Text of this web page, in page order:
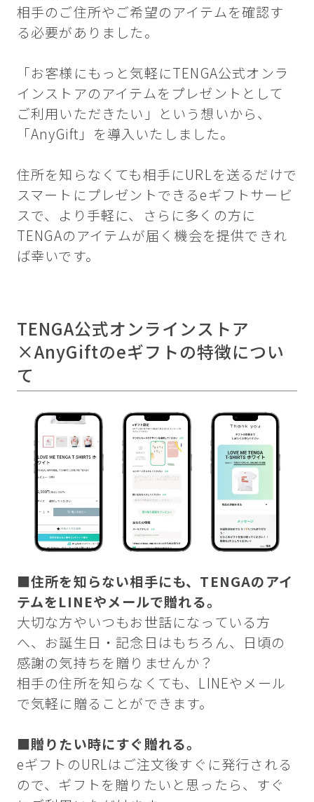
相手のご住所やご希望のアイテムを確認す
る必要がありました。
「お客様にもっと気軽にTENGA公式オンラ
インストアのアイテムをプレゼントとして
ご利用いただきたい」という想いから、
「AnyGift」を導入いたしました。
住所を知らなくても相手にURLを送るだけで
スマートにプレゼントできるeギフトサービ
スで、より手軽に、さらに多くの方に
TENGAのアイテムが届く機会を提供できれ
ば幸いです。
TENGA公式オンラインストア
×AnyGiftのeギフトの特徴につい
て
■住所を知らない相手にも、TENGAのアイ
テムをLINEやメールで贈れる。
大切な方やいつもお世話になっている方
へ、お誕生日・記念日はもちろん、日頃の
感謝の気持ちを贈りませんか？
相手の住所を知らなくても、LINEやメール
で気軽に贈ることができます。
■贈りたい時にすぐ贈れる。
eギフトのURLはご注文後すぐに発行される
ので、ギフトを贈りたいと思ったら、すぐ